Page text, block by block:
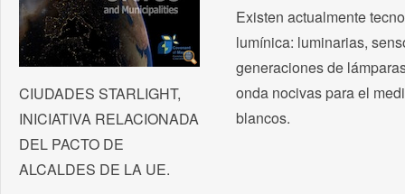
CIUDADES STARLIGHT,
INICIATIVA RELACIONADA
DEL PACTO DE
ALCALDES DE LA UE.
Existen actualmente
lumínica: luminarias,
generaciones de
onda nocivas para el
blancos.